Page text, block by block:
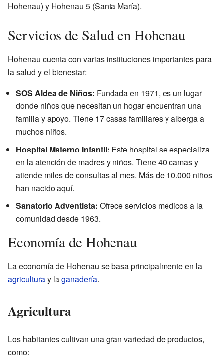
Hohenau) y Hohenau 5 (Santa María).
Servicios de Salud en Hohenau
Hohenau cuenta con varias instituciones importantes para
la salud y el bienestar:
SOS Aldea de Niños: Fundada en 1971, es un lugar
donde niños que necesitan un hogar encuentran una
familia y apoyo. Tiene 17 casas familiares y alberga a
muchos niños.
Hospital Materno Infantil: Este hospital se especializa
en la atención de madres y niños. Tiene 40 camas y
atiende miles de consultas al mes. Más de 10.000 niños
han nacido aquí.
Sanatorio Adventista: Ofrece servicios médicos a la
comunidad desde 1963.
Economía de Hohenau
La economía de Hohenau se basa principalmente en la
agriculturay laganadería.
Agricultura
Los habitantes cultivan una gran variedad de productos,
como: